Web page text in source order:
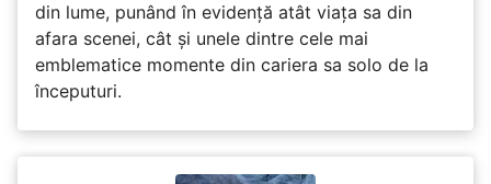
din lume, punând în evidență atât viața sa din
afara scenei, cât și unele dintre cele mai
emblematice momente din cariera sa solo de la
începuturi.